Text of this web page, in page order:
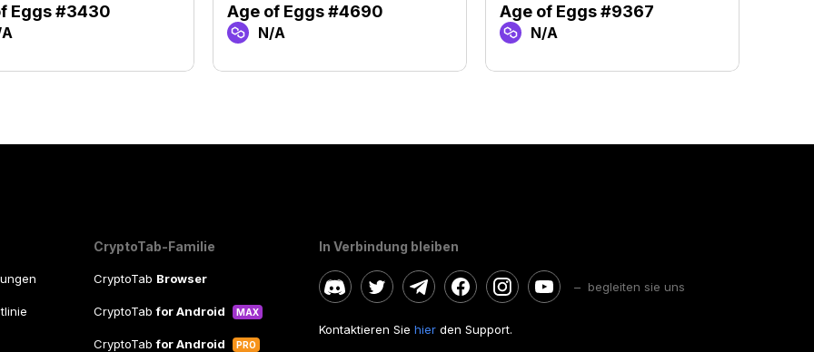
Eggs #3430 Age of Eggs #4690
N/A
Age of Eggs #9367
N/A
CryptoTab-Familie
CryptoTab Browser
CryptoTabfor Android MAX
CryptoTabfor Android PRO
In Verbindung bleiben
– begleiten sie uns
Kontaktieren Sie hierden Support.